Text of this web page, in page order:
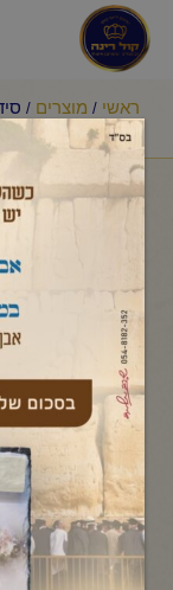
ראשי / מוצרים /
סידור